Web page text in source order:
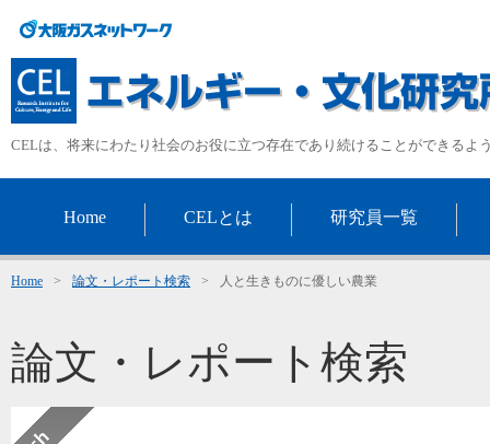
CELは、将来にわたり社会のお役に立つ存在であり続けることができるよ
Home CELとは 研究員一覧
Home > 論文・レポート検索 > 人と生きものに優しい農業
論文・レポート検索